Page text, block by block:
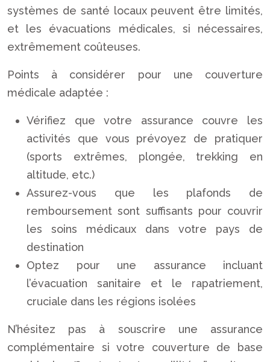
systèmes de santé locaux peuvent être limités,
et les évacuations médicales, si nécessaires,
extrêmement coûteuses.
Points à considérer pour une couverture
médicale adaptée :
Vérifiez que votre assurance couvre les
activités que vous prévoyez de pratiquer
(sports extrêmes, plongée, trekking en
altitude, etc.)
Assurez-vous que les plafonds de
remboursement sont suffisants pour couvrir
les soins médicaux dans votre pays de
destination
Optez pour une assurance incluant
l’évacuation sanitaire et le rapatriement,
cruciale dans les régions isolées
N’hésitez pas à souscrire une assurance
complémentaire si votre couverture de base